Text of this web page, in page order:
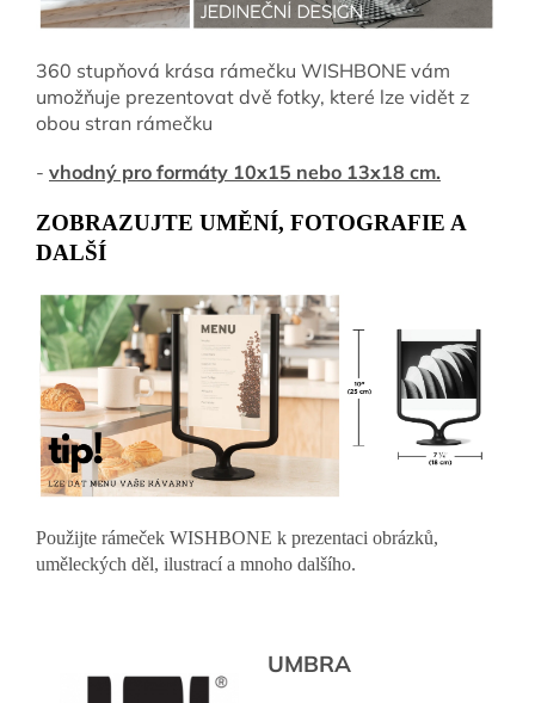
360 stupňová krása rámečku WISHBONE vám
umožňuje prezentovat dvě fotky, které lze vidět z
obou stran rámečku
- vhodný pro formáty 10x15 nebo 13x18 cm.
ZOBRAZUJTE UMĚNÍ, FOTOGRAFIE A
DALŠÍ
Použijte rámeček WISHBONE k prezentaci obrázků,
uměleckých děl, ilustrací a mnoho dalšího.
UMBRA